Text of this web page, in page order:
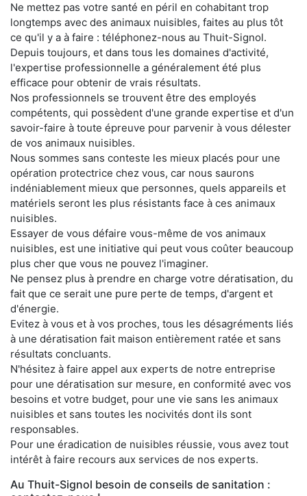
Ne mettez pas votre santé en péril en cohabitant trop
longtemps avec des animaux nuisibles, faites au plus tôt
ce qu'il y a à faire : téléphonez-nous au Thuit-Signol.
Depuis toujours, et dans tous les domaines d'activité,
l'expertise professionnelle a généralement été plus
efficace pour obtenir de vrais résultats.
Nos professionnels se trouvent être des employés
compétents, qui possèdent d'une grande expertise et d'un
savoir-faire à toute épreuve pour parvenir à vous délester
de vos animaux nuisibles.
Nous sommes sans conteste les mieux placés pour une
opération protectrice chez vous, car nous saurons
indéniablement mieux que personnes, quels appareils et
matériels seront les plus résistants face à ces animaux
nuisibles.
Essayer de vous défaire vous-même de vos animaux
nuisibles, est une initiative qui peut vous coûter beaucoup
plus cher que vous ne pouvez l'imaginer.
Ne pensez plus à prendre en charge votre dératisation, du
fait que ce serait une pure perte de temps, d'argent et
d'énergie.
Evitez à vous et à vos proches, tous les désagréments liés
à une dératisation fait maison entièrement ratée et sans
résultats concluants.
N'hésitez à faire appel aux experts de notre entreprise
pour une dératisation sur mesure, en conformité avec vos
besoins et votre budget, pour une vie sans les animaux
nuisibles et sans toutes les nocivités dont ils sont
responsables.
Pour une éradication de nuisibles réussie, vous avez tout
intérêt à faire recours aux services de nos experts.
Au Thuit-Signol besoin de conseils de sanitation :